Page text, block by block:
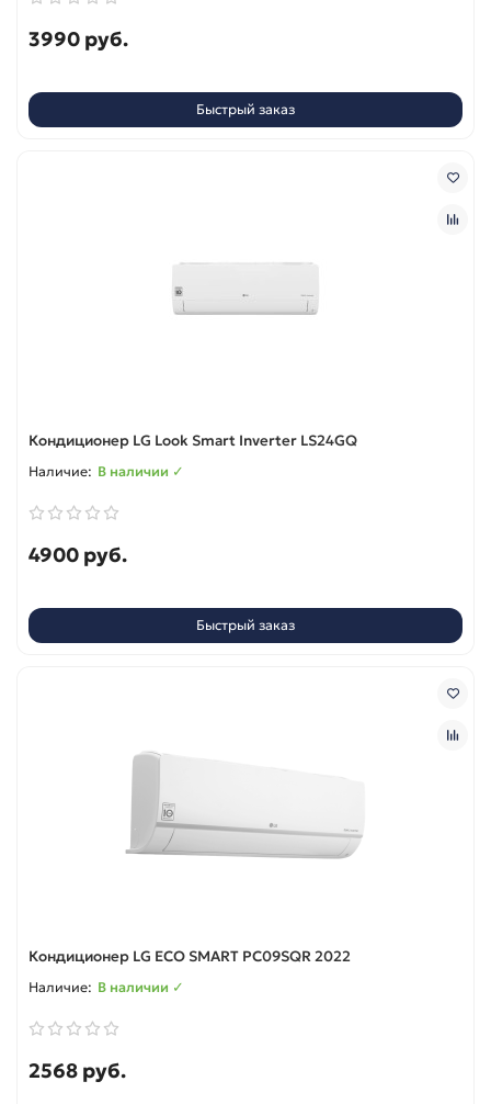
3990 руб.
Быстрый заказ
Кондиционер LG Look Smart Inverter LS24GQ
В наличии ✓
4900 руб.
Быстрый заказ
Кондиционер LG ECO SMART PC09SQR 2022
В наличии ✓
2568 руб.